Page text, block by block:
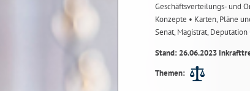
Geschäftsverteilungs- und
Konzepte • Karten, Pläne
Senat, Magistrat, Deputation
Stand: 26.06.2023
Themen: